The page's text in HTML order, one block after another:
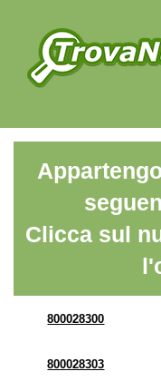
Clicca sul
800028300
800028303